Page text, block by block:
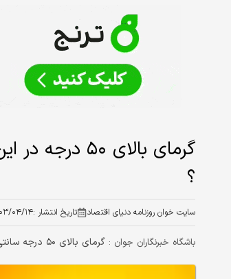
گرمای
؟
سایت خوان روزنامه دنیای اقتصاد تاریخ انتشار :۱۴۰۳/۰۴/۱۴
باشگاه خبرنگاران جوان : گرمای بالای ۵۰ درجه سانتی گراد در فهرج، ۲ نفر از کارکنان اداره برق را راهی بیمارستان کرد.